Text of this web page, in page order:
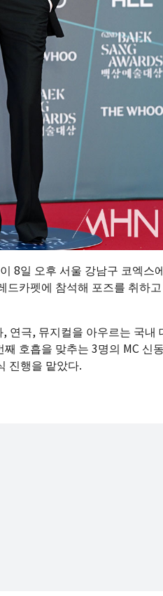
8일 오후 서울 강남구 코엑스
카펫에 참석해 포즈를 취하고
연극, 뮤지컬을 아우르는 국내
호흡을 맞추는 3명의 MC 신
진행을 맡았다.